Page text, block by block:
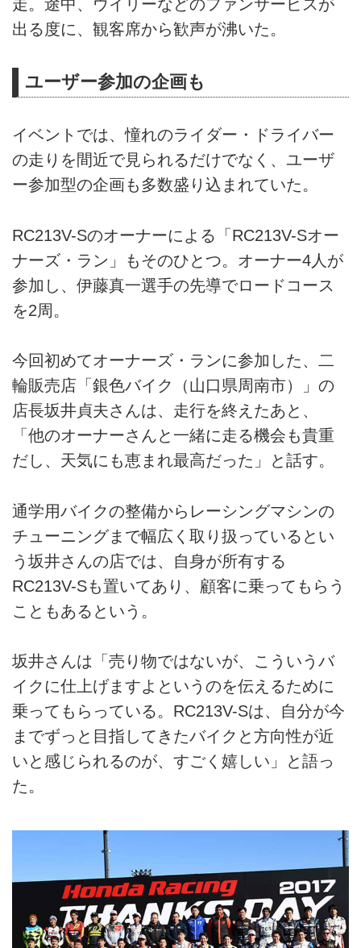
走。途中、ウイリーなどのファンサービスが
出る度に、観客席から歓声が沸いた。
ユーザー参加の企画も
イベントでは、憧れのライダー・ドライバー
の走りを間近で見られるだけでなく、ユーザ
ー参加型の企画も多数盛り込まれていた。
RC213V-Sのオーナーによる「RC213V-Sオー
ナーズ・ラン」もそのひとつ。オーナー4人が
参加し、伊藤真一選手の先導でロードコース
を2周。
今回初めてオーナーズ・ランに参加した、二
輪販売店「銀色バイク（山口県周南市）」の
店長坂井貞夫さんは、走行を終えたあと、
「他のオーナーさんと一緒に走る機会も貴重
だし、天気にも恵まれ最高だった」と話す。
通学用バイクの整備からレーシングマシンの
チューニングまで幅広く取り扱っているとい
う坂井さんの店では、自身が所有する
RC213V-Sも置いてあり、顧客に乗ってもらう
こともあるという。
坂井さんは「売り物ではないが、こういうバ
イクに仕上げますよというのを伝えるために
乗ってもらっている。RC213V-Sは、自分が今
までずっと目指してきたバイクと方向性が近
いと感じられるのが、すごく嬉しい」と語っ
た。